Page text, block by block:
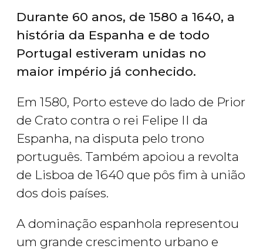
Durante 60 anos, de 1580 a 1640, a
história da Espanha e de todo
Portugal estiveram unidas no
maior império já conhecido.
Em 1580, Porto esteve do lado de Prior
de Crato contra o rei Felipe II da
Espanha, na disputa pelo trono
português. Também apoiou a revolta
de Lisboa de 1640 que pôs fim à união
dos dois países.
A dominação espanhola representou
um grande crescimento urbano e